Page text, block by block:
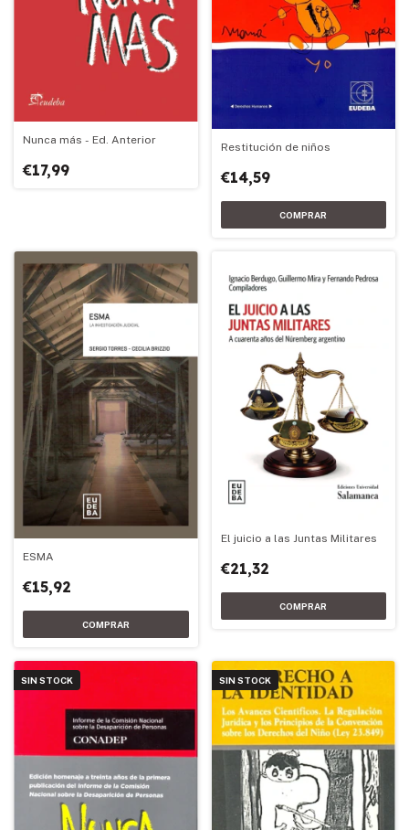
Nunca más - Ed. Anterior
€17,99
Restitución de niños
€14,59
ESMA
€15,92
El juicio a las Juntas Militares
€21,32
SIN STOCK SIN STOCK